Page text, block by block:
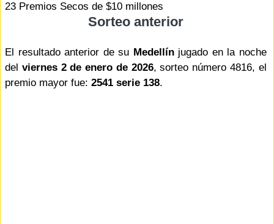
23 Premios Secos de $10 millones
Sorteo anterior
El resultado anterior de su Medellínjugado en la noche
del viernes 2 de enero de 2026, sorteo número 4816, el
premio mayor fue: 2541 serie 138.